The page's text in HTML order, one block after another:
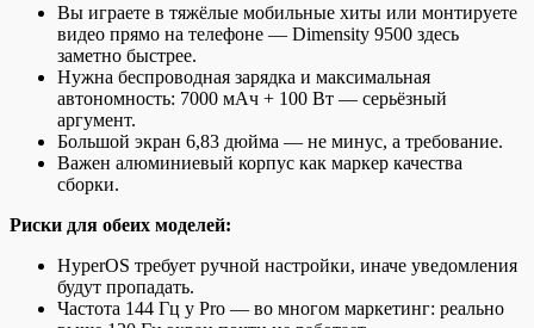
Вы играете в тяжёлые мобильные хиты или монтируете
видео прямо на телефоне — Dimensity 9500 здесь
заметно быстрее.
Нужна беспроводная зарядка и максимальная
автономность: 7000 мАч + 100 Вт — серьёзный
аргумент.
Большой экран 6,83 дюйма — не минус, а требование.
Важен алюминиевый корпус как маркер качества
сборки.
Риски для обеих моделей:
HyperOS требует ручной настройки, иначе уведомления
будут пропадать.
Частота 144 Гц у Pro — во многом маркетинг: реально